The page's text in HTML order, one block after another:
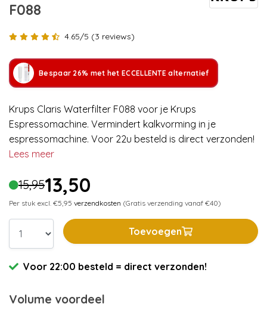
F088
4.65/5 (3 reviews)
Bespaar 26% met het ECCELLENTE alternatief
Krups Claris Waterfilter F088 voor je Krups
Espressomachine. Vermindert kalkvorming in je
espressomachine. Voor 22u besteld is direct verzonden!
Lees meer
15,9513,50
Per stuk excl. €5,95 verzendkosten (Gratis verzending vanaf €40)
Toevoegen
Voor 22:00 besteld = direct verzonden!
Volume voordeel